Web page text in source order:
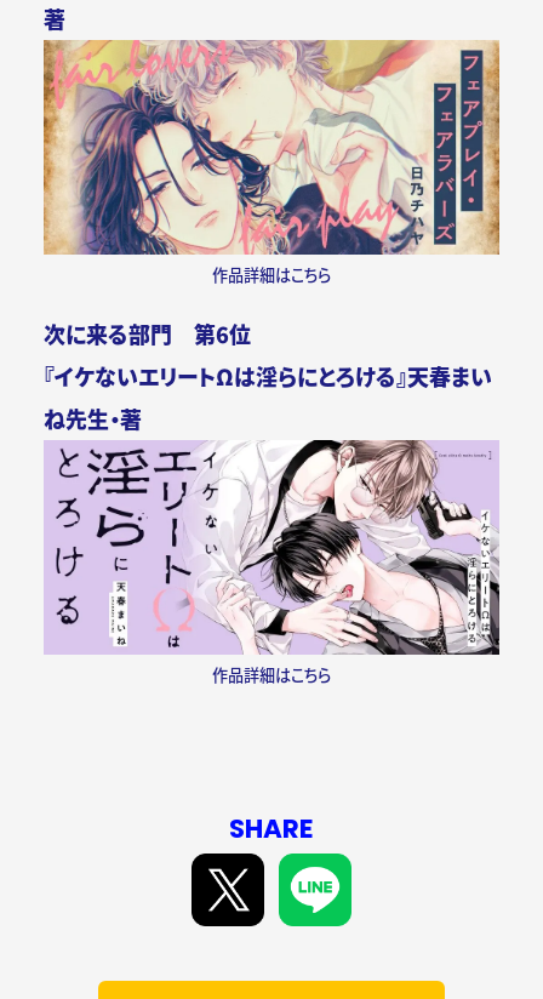
著
作品詳細はこちら
次に来る部門 第6位
『イケないエリートΩは淫らにとろける』天春まい
ね先生・著
作品詳細はこちら
SHARE